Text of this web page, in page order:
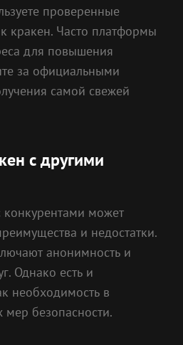
проверенные
кракен. Часто платформы
для повышения
за официальными
самой свежей
с другими
может
и недостатки.
анонимность и
Однако есть и
необходимость в
мер безопасности.